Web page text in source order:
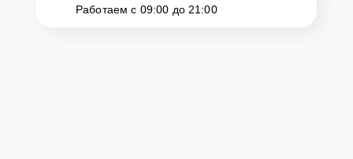
Работаем с 09:00 до 21:00